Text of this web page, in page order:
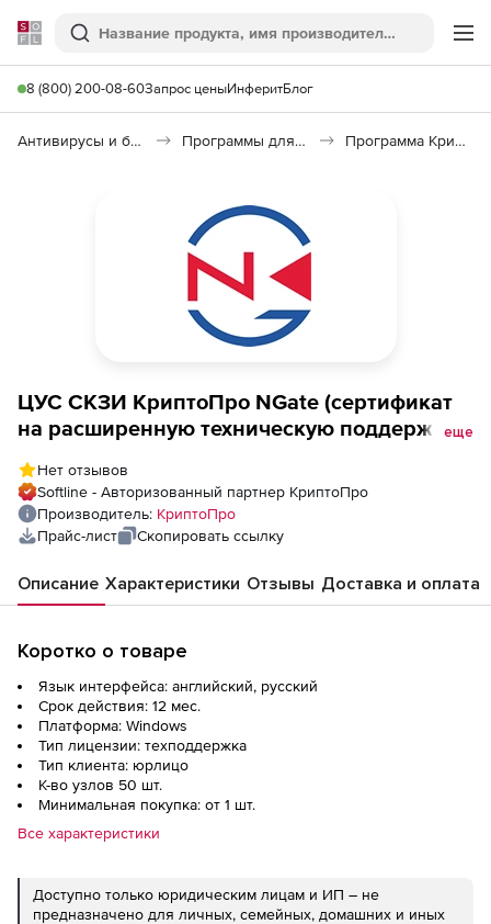
Softline
Поиск
8 (800) 200-08-60Запрос ценыИнферитБлог
Антивирусы и безопасность Программы для защиты информации Программа КриптоПро NGate
ЦУС СКЗИ КриптоПро NGate (сертификат
на расширенную техническую поддержкуеще
Нет отзывов
Softline - Авторизованный партнер КриптоПро
Производитель: КриптоПро
Прайс-лист
Скопировать ссылку
Описание Характеристики Отзывы Доставка и оплата
Коротко о товаре
Язык интерфейса: английский, русский
Срок действия: 12 мес.
Платформа: Windows
Тип лицензии: техподдержка
Тип клиента: юрлицо
К-во узлов 50 шт.
Минимальная покупка: от 1 шт.
Все характеристики
Доступно только юридическим лицам и ИП – не
предназначено для личных, семейных, домашних и иных